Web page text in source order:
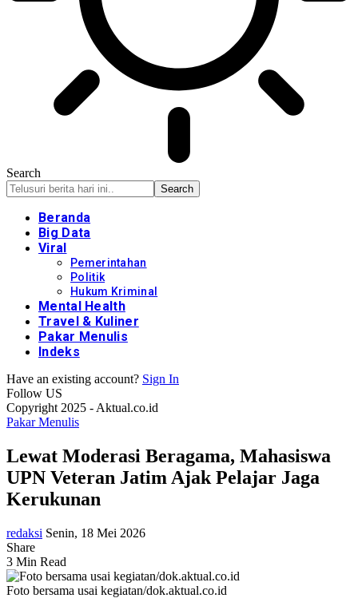
Search
Beranda
Big Data
Viral
Pemerintahan
Politik
Hukum Kriminal
Mental Health
Travel & Kuliner
Pakar Menulis
Indeks
Have an existing account? Sign In
Follow US
Copyright 2025 - Aktual.co.id
Pakar Menulis
Lewat Moderasi Beragama, Mahasiswa
UPN Veteran Jatim Ajak Pelajar Jaga
Kerukunan
redaksi Senin, 18 Mei 2026
Share
3 Min Read
Foto bersama usai kegiatan/dok.aktual.co.id